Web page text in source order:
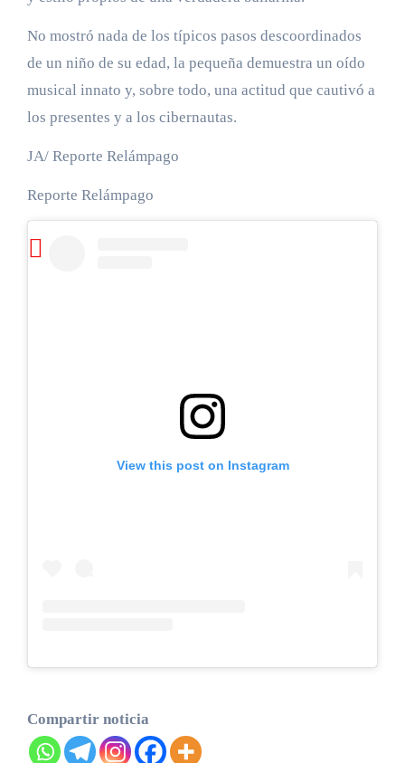
No mostró nada de los típicos pasos descoordinados
de un niño de su edad, la pequeña demuestra un oído
musical innato y, sobre todo, una actitud que cautivó a
los presentes y a los cibernautas.
JA/ Reporte Relámpago
Reporte Relámpago
View this post on Instagram
Compartir noticia